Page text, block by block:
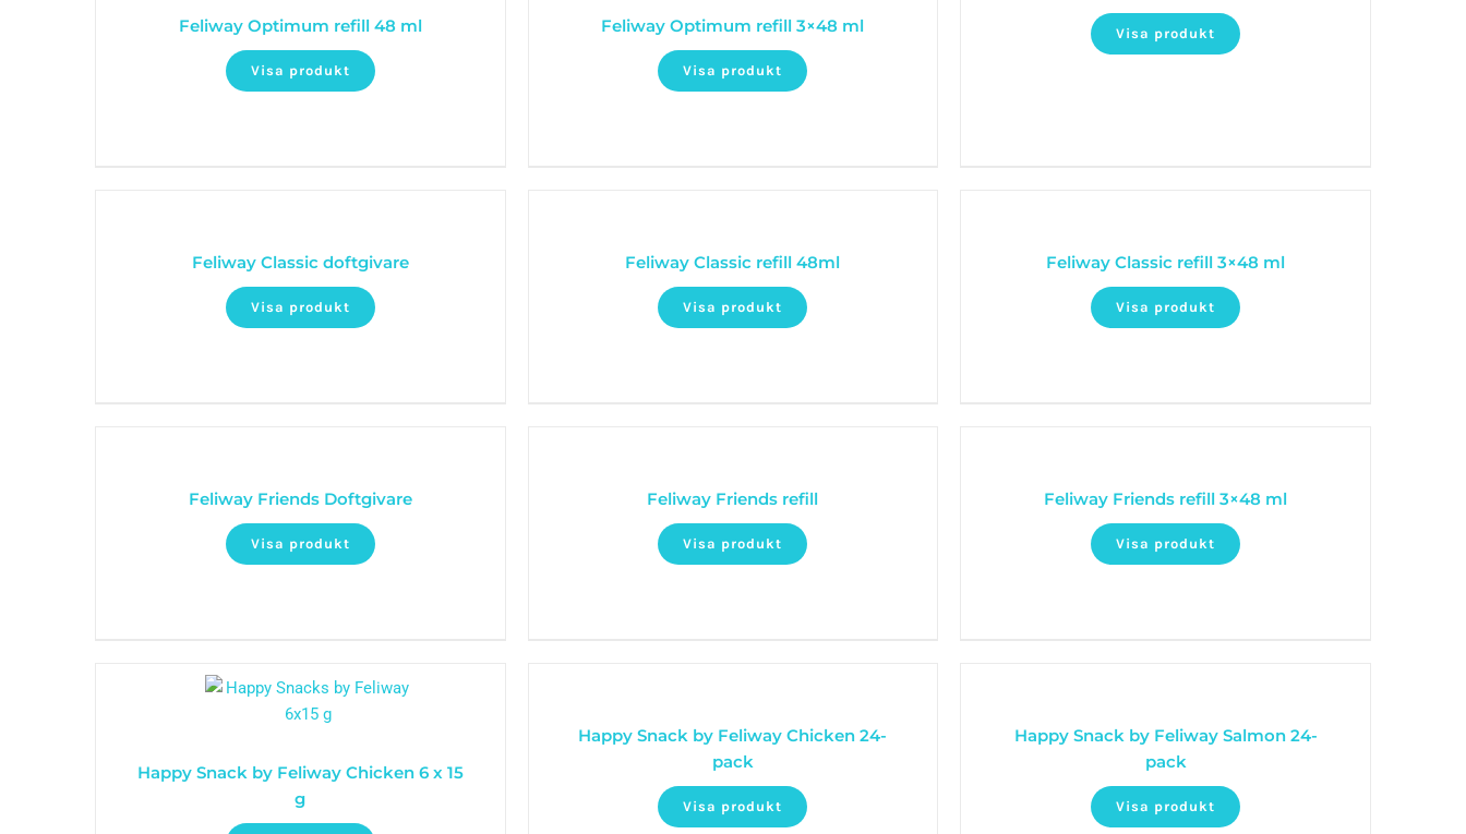
Feliway Optimum refill 48 ml
Visa produkt
Feliway Optimum refill 3×48 ml
Visa produkt
Visa produkt
Feliway Classic doftgivare
Visa produkt
Feliway Classic refill 48ml
Visa produkt
Feliway Classic refill 3×48 ml
Visa produkt
Feliway Friends Doftgivare
Visa produkt
Feliway Friends refill
Visa produkt
Feliway Friends refill 3×48 ml
Visa produkt
Happy Snack by Feliway Chicken 6 x 15
g
Happy Snack by Feliway Chicken 24-
pack
Visa produkt
Happy Snack by Feliway Salmon 24-
pack
Visa produkt